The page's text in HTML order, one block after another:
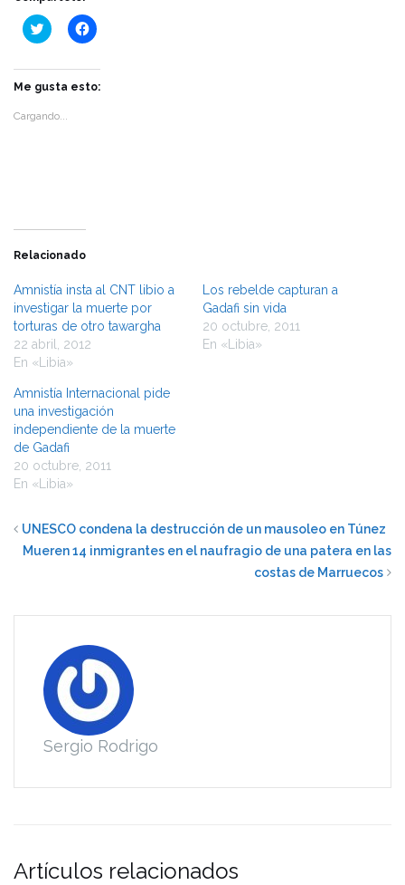
Haz
clic
en
Twitter
abre
en
Haz
clic
en
Facebook
Me gusta esto:
Cargando...
Relacionado
Amnistía insta al CNT libio a
investigar la muerte por
torturas de otro tawargha
22 abril, 2012
En «Libia»
Los rebelde capturan a
Gadafi sin vida
20 octubre, 2011
En «Libia»
Amnistía Internacional pide
una investigación
independiente de la muerte
de Gadafi
20 octubre, 2011
En «Libia»
UNESCO condena la destrucción de un mausoleo en Túnez
Mueren 14 inmigrantes en el naufragio de una patera en las
costas de Marruecos
Sergio Rodrigo
Artículos relacionados